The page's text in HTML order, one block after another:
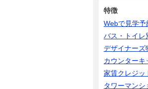
特徴
Webで見学予
バス・トイレ
デザイナーズ
カウンターキ
家賃クレジッ
タワーマンシ